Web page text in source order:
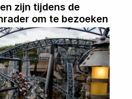
zijn tijdens de
om te bezoeken